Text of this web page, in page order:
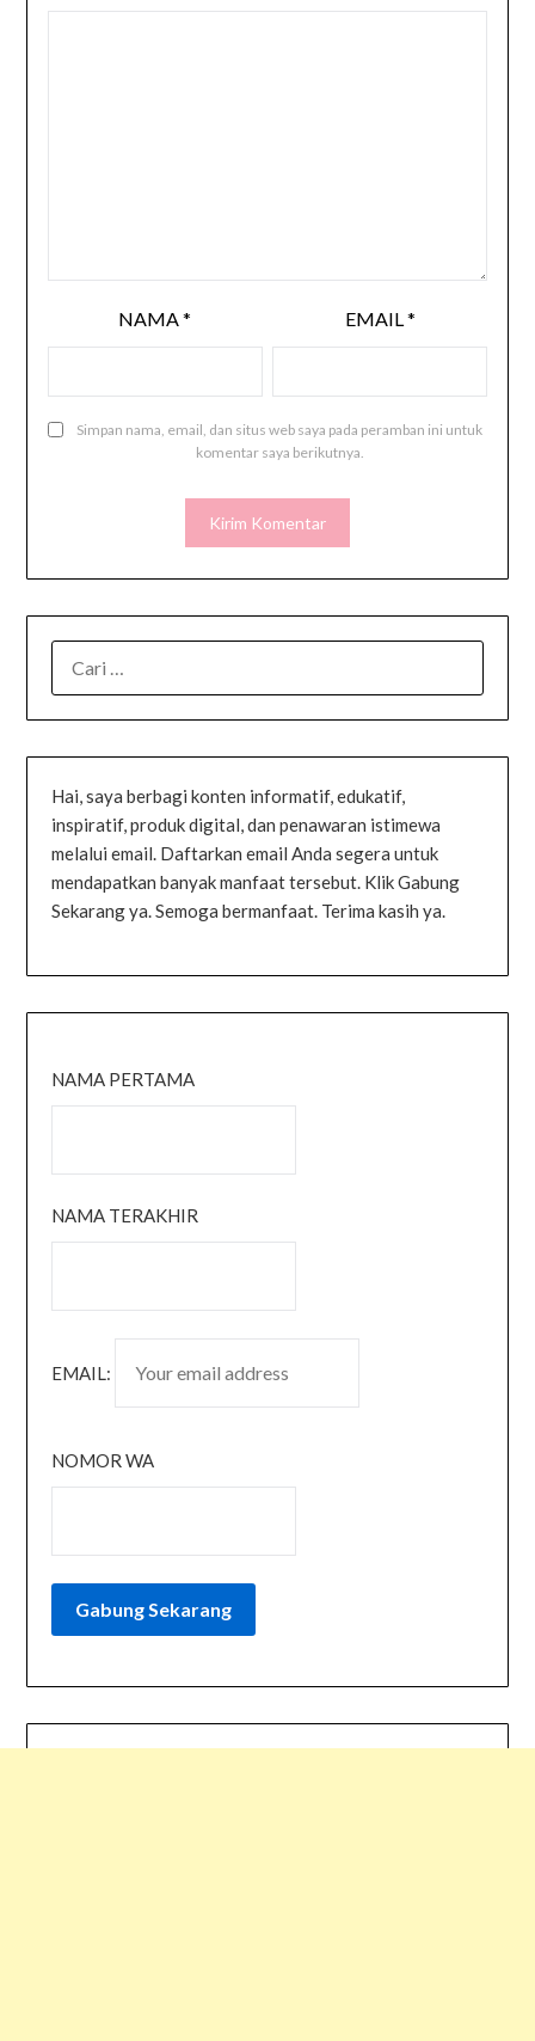
NAMA* EMAIL *
Simpan nama, email, dan situs web saya pada peramban ini untuk
komentar saya berikutnya.
Hai, saya berbagi konten informatif, edukatif,
inspiratif, produk digital, dan penawaran istimewa
melalui email. Daftarkan email Anda segera untuk
mendapatkan banyak manfaat tersebut. Klik Gabung
Sekarang ya. Semoga bermanfaat. Terima kasih ya.
NAMA PERTAMA
NAMA TERAKHIR
EMAIL:
NOMOR WA